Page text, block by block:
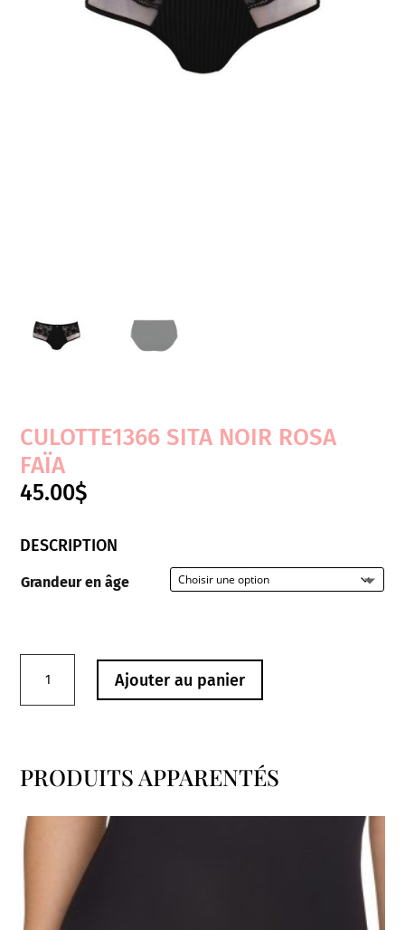
CULOTTE1366 SITA NOIR ROSA
FAÏA
45.00$
DESCRIPTION
Grandeur en âge
Culotte1366
Rosa
Ajouter au panier
PRODUITS APPARENTÉS
Produits similaires